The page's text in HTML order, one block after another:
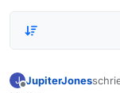
J JupiterJones